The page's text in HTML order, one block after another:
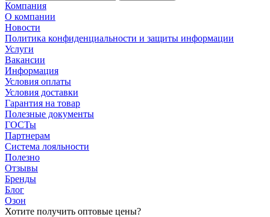
Компания
О компании
Новости
Политика конфиденциальности и защиты информации
Услуги
Вакансии
Информация
Условия оплаты
Условия доставки
Гарантия на товар
Полезные документы
ГОСТы
Партнерам
Система лояльности
Полезно
Отзывы
Бренды
Блог
Озон
Хотите получить оптовые цены?